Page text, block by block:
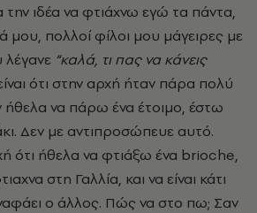
την ιδέα να φτιάχνω εγώ τα πάντα,
μου, πολλοί φίλοι μου μάγειρες με
“καλά, τι πας να κάνεις
ότι στην αρχή ήταν πάρα πολύ
να πάρω ένα έτοιμο, έστω
Δεν με αντιπροσώπευε αυτό.
ότι ήθελα να φτιάξω ένα brioche,
στη Γαλλία, και να είναι κάτι
ο άλλος. Πώς να στο πω; Σαν